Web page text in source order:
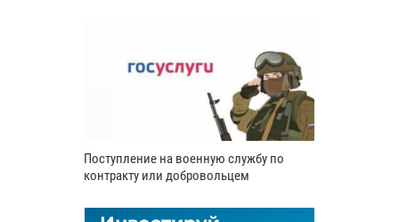
Поступление на военную службу по
контракту или добровольцем